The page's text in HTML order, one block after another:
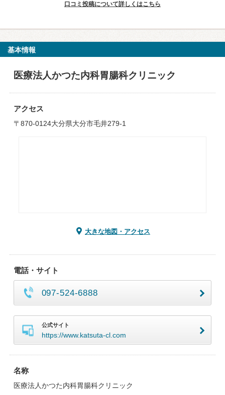
口コミ投稿について詳しくはこちら
基本情報
医療法人かつた内科胃腸科クリニック
アクセス
〒870-0124大分県大分市毛井279-1
大きな地図・アクセス
電話・サイト
097-524-6888
公式サイト
https://www.katsuta-cl.com
名称
医療法人かつた内科胃腸科クリニック